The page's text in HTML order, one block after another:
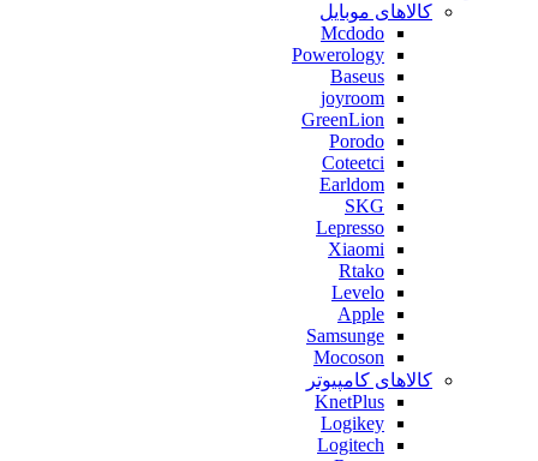
کالاهای موبایل
Mcdodo
Powerology
Baseus
joyroom
GreenLion
Porodo
Coteetci
Earldom
SKG
Lepresso
Xiaomi
Rtako
Levelo
Apple
Samsunge
Mocoson
کالاهای کامپیوتر
KnetPlus
Logikey
Logitech